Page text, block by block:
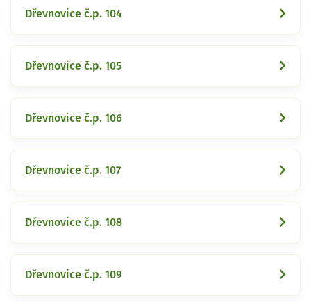
Dřevnovice č.p. 104
Dřevnovice č.p. 105
Dřevnovice č.p. 106
Dřevnovice č.p. 107
Dřevnovice č.p. 108
Dřevnovice č.p. 109